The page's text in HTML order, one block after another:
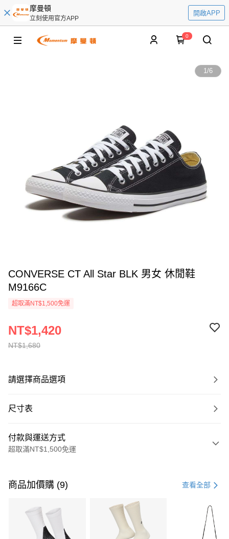
摩曼頓
立刻使用官方APP
開啟APP
0
1/6
CONVERSE CT All Star BLK 男女 休閒鞋
M9166C
超取滿NT$1,500免運
NT$1,680
NT$1,420
請選擇商品選項
尺寸表
付款與運送方式
超取滿NT$1,500免運
信用卡一次付款
3 期 0 利率 每期 21家銀行
合作金庫商業銀行
第一商業銀行
商品加價購 (9) 查看全部